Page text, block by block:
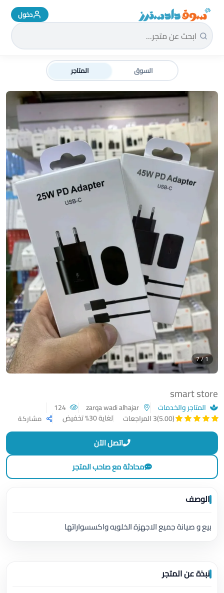
سوق دادسترز الرئيسية دخول
السوق المتاجر
smart store
المتاجر والخدمات
(5.00)
3 المراجعات لغاية 30% تخفيض مشاركة
1 / 7
اتصل الآن
محادثة مع صاحب المتجر
الوصف
بيع و صيانة جميع الاجهزة الخلويه واكسسواراتها
نبذة عن المتجر